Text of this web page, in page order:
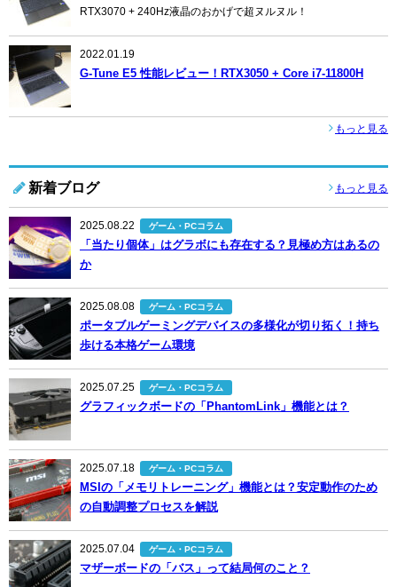
RTX3070 + 240Hz液晶のおかげで超ヌルヌル！
2022.01.19
G-Tune E5 性能レビュー！RTX3050 + Core i7-11800H
もっと見る
新着ブログ もっと見る
2025.08.22 ゲーム・PCコラム
「当たり個体」はグラボにも存在する？見極め方はあるの
か
2025.08.08 ゲーム・PCコラム
ポータブルゲーミングデバイスの多様化が切り拓く！持ち
歩ける本格ゲーム環境
2025.07.25 ゲーム・PCコラム
グラフィックボードの「PhantomLink」機能とは？
2025.07.18 ゲーム・PCコラム
MSIの「メモリトレーニング」機能とは？安定動作のため
の自動調整プロセスを解説
2025.07.04 ゲーム・PCコラム
マザーボードの「バス」って結局何のこと？